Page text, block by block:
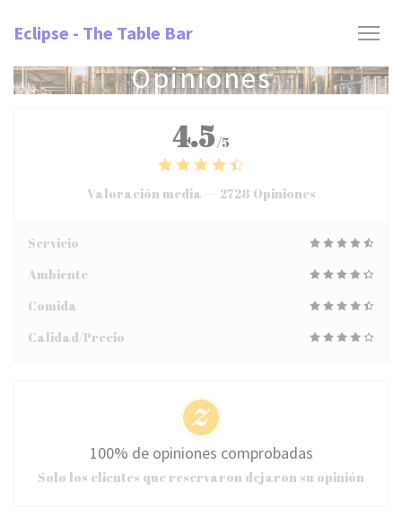
Eclipse - The Table Bar
Opiniones
4.5/5
Valoración media — 2728 Opiniones
Servicio
Ambiente
Comida
Calidad/Precio
100% de opiniones comprobadas
Solo los clientes que reservaron dejaron su opinión